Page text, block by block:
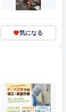
気になる